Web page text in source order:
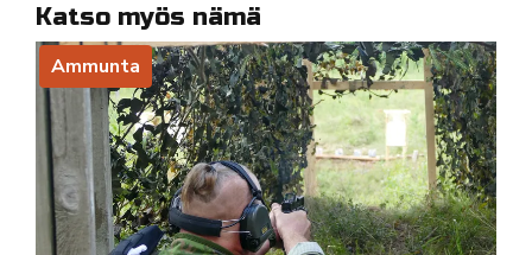
Katso myös nämä
Ammunta